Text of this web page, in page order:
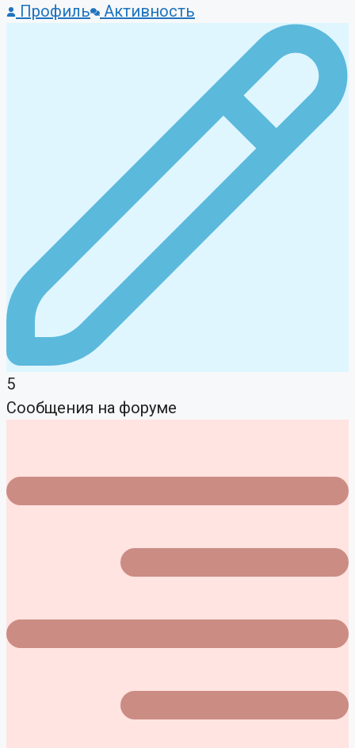
Профиль
Активность
5
Сообщения на форуме